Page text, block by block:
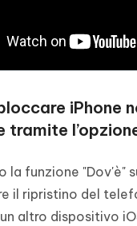
iPhone
tramite
la funzione "Dov'è"
il ripristino del
altro dispositivo